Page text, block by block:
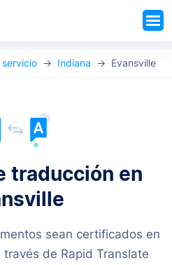
Indiana Evansville
traducción en
sean certificados en
través de Rapid Translate